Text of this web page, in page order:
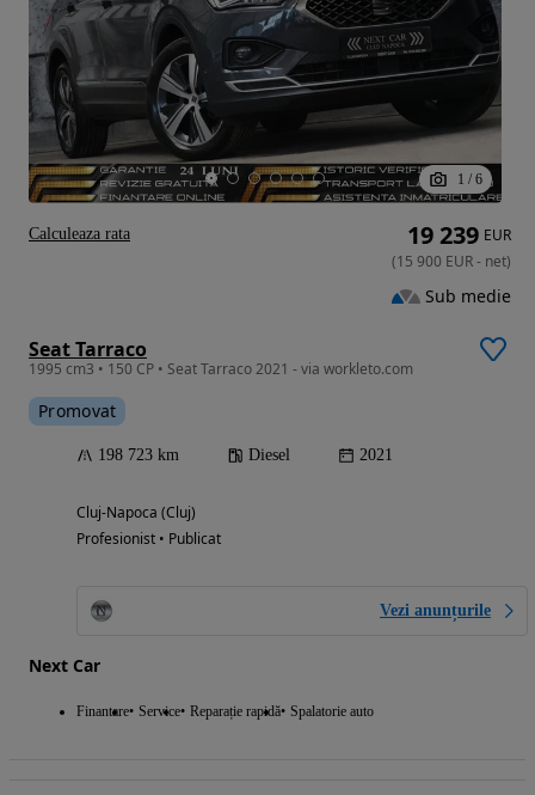
1 / 6
Seat Tarraco
1995 cm3 • 150 CP • Seat Tarraco 2021 - via workleto.com
Promovat
198 723 km Diesel 2021
Cluj-Napoca (Cluj)
Profesionist • Publicat
Vezi anunțurile
Next Car
Finantare Service Reparație rapidă Spalatorie auto
19 239 EUR
(15 900 EUR- net)
Sub medie
Calculeaza rata